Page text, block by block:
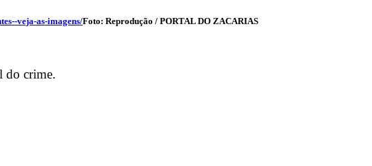
veja-as-imagens/Foto: Reprodução / PORTAL DO ZACARIAS
do crime.